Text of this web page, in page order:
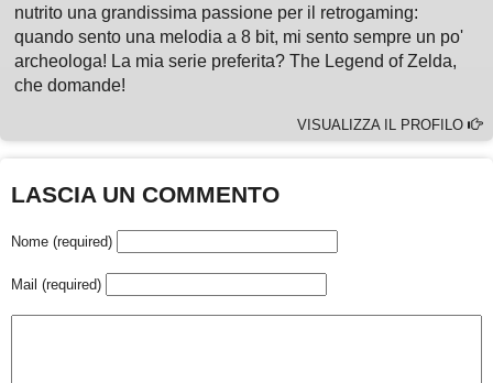
nutrito una grandissima passione per il retrogaming:
quando sento una melodia a 8 bit, mi sento sempre un po'
archeologa! La mia serie preferita? The Legend of Zelda,
che domande!
VISUALIZZA IL PROFILO
LASCIA UN COMMENTO
Nome (required)
Mail (required)